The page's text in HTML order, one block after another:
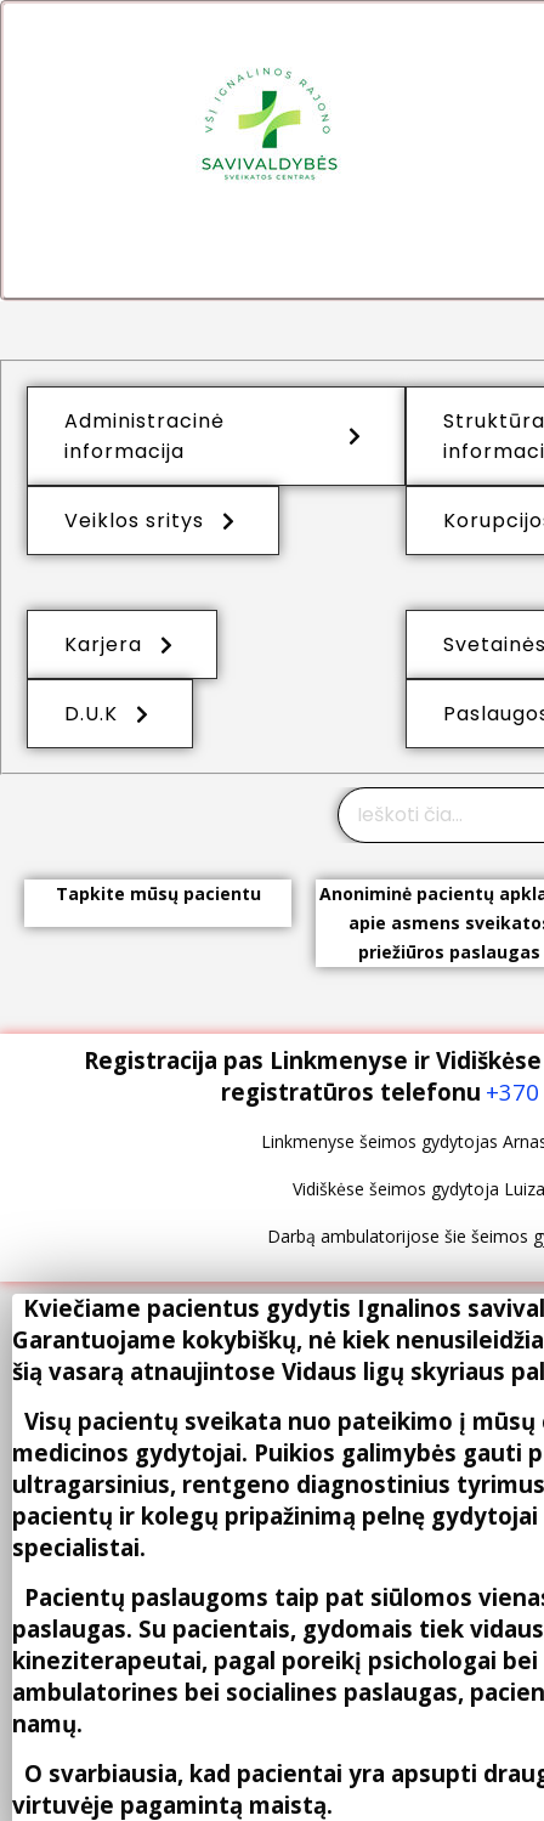
Administracinė
informacija
Veiklos sritys
Karjera
D.U.K
Tapkite mūsų pacientu
Anoniminė pacientų
apie asmens
priežiūros paslaugas
Registracija pas Linkmenyse ir
registratūros telefonu
Linkmenyse šeimos gydytojas
Vidiškėse šeimos gydytoja
Darbą ambulatorijose šie šeimos
Kviečiame pacientus gydytis Ignalinos
Garantuojame kokybiškų, nė kiek
šią vasarą atnaujintose Vidaus ligų skyriaus
Visų pacientų sveikata nuo pateikimo į
medicinos gydytojai. Puikios galimybės gauti
ultragarsinius, rentgeno diagnostinius
pacientų ir kolegų pripažinimą pelnę
specialistai.
Pacientų paslaugoms taip pat siūlomos
paslaugas. Su pacientais, gydomais tiek
kineziterapeutai, pagal poreikį psichologai
ambulatorines bei socialines paslaugas,
namų.
O svarbiausia, kad pacientai yra apsupti
virtuvėje pagamintą maistą.